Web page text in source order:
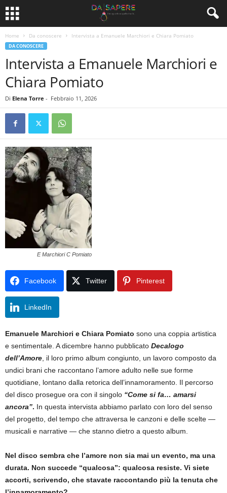
Home Da conoscere Intervista a Emanuele Marchiori e Chiara Pomiato
DA CONOSCERE
Intervista a Emanuele Marchiori e
Chiara Pomiato
Di Elena Torre - Febbraio 11, 2026
E Marchiori C Pomiato
Facebook Twitter Pinterest
LinkedIn
Emanuele Marchiori e Chiara Pomiato sono una coppia artistica
e sentimentale. A dicembre hanno pubblicato Decalogo
dell’Amore , il loro primo album congiunto, un lavoro composto da
undici brani che raccontano l’amore adulto nelle sue forme
quotidiane, lontano dalla retorica dell’innamoramento. Il percorso
del disco prosegue ora con il singolo “Come si fa… amarsi
ancora”. In questa intervista abbiamo parlato con loro del senso
del progetto, del tempo che attraversa le canzoni e delle scelte —
musicali e narrative — che stanno dietro a questo album.
Nel disco sembra che l’amore non sia mai un evento, ma una
durata. Non succede “qualcosa”: qualcosa resiste. Vi siete
accorti, scrivendo, che stavate raccontando più la tenuta che